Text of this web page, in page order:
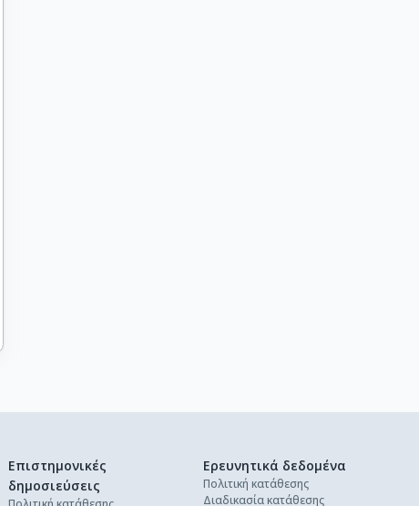
Επιστημονικές
δημοσιεύσεις
Ερευνητικά δεδομένα
Πολιτική κατάθεσης
Διαδικασία κατάθεσης